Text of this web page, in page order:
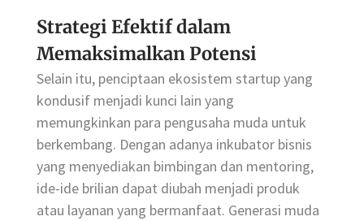
Strategi Efektif dalam
Memaksimalkan Potensi
Selain itu, penciptaan ekosistem startup yang
kondusif menjadi kunci lain yang
memungkinkan para pengusaha muda untuk
berkembang. Dengan adanya inkubator bisnis
yang menyediakan bimbingan dan mentoring,
ide-ide brilian dapat diubah menjadi produk
atau layanan yang bermanfaat. Generasi muda